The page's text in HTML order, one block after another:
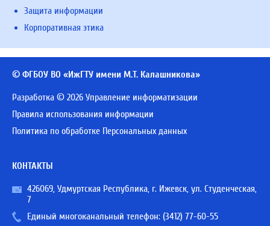
Защита информации
Корпоративная этика
© ФГБОУ ВО «ИжГТУ имени М.Т. Калашникова»
Разработка © 2026 Управление информатизации
Правила использования информации
Политика по обработке Персональных данных
КОНТАКТЫ
426069, Удмуртская Республика, г. Ижевск, ул. Студенческая,
7
Единый многоканальный телефон: (3412) 77-60-55